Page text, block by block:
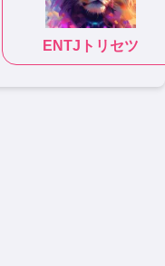
ENTJ トリセツ